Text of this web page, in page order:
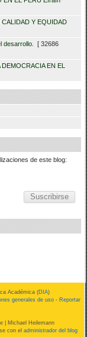
Y EQUIDAD
desarrollo.
[ 32686
EN EL
de este blog:
Académica (DIA)
generales de uso - Reportar
| Michael Heilemann
con el administrador del blog